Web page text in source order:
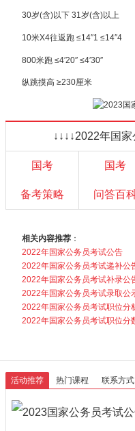
30岁(含)以下 31岁(含)以上
10米X4往返跑 ≤14″1 ≤14″4
800米跑 ≤4′20″ ≤4′30″
纵跳摸高 ≥230厘米
↓↓↓↓2022年国
国考
备考策略
国考
问答百
相关内容推荐 ：
2022年国家公务员考试公告
2022年国家公务员考试递补公
2022年国家公务员考试补录公
2022年国家公务员考试录取公
2022年国家公务员考试职位分
2022年国家公务员考试职位分
活动推荐 热门课程 联系方式